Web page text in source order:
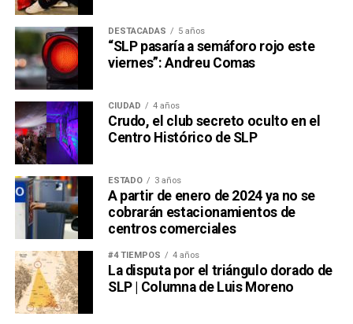
DESTACADAS 5 años
“SLP pasaría a semáforo rojo este
viernes”: Andreu Comas
CIUDAD 4 años
Crudo, el club secreto oculto en el
Centro Histórico de SLP
ESTADO 3 años
A partir de enero de 2024 ya no se
cobrarán estacionamientos de
centros comerciales
#4 TIEMPOS 4 años
La disputa por el triángulo dorado de
SLP | Columna de Luis Moreno